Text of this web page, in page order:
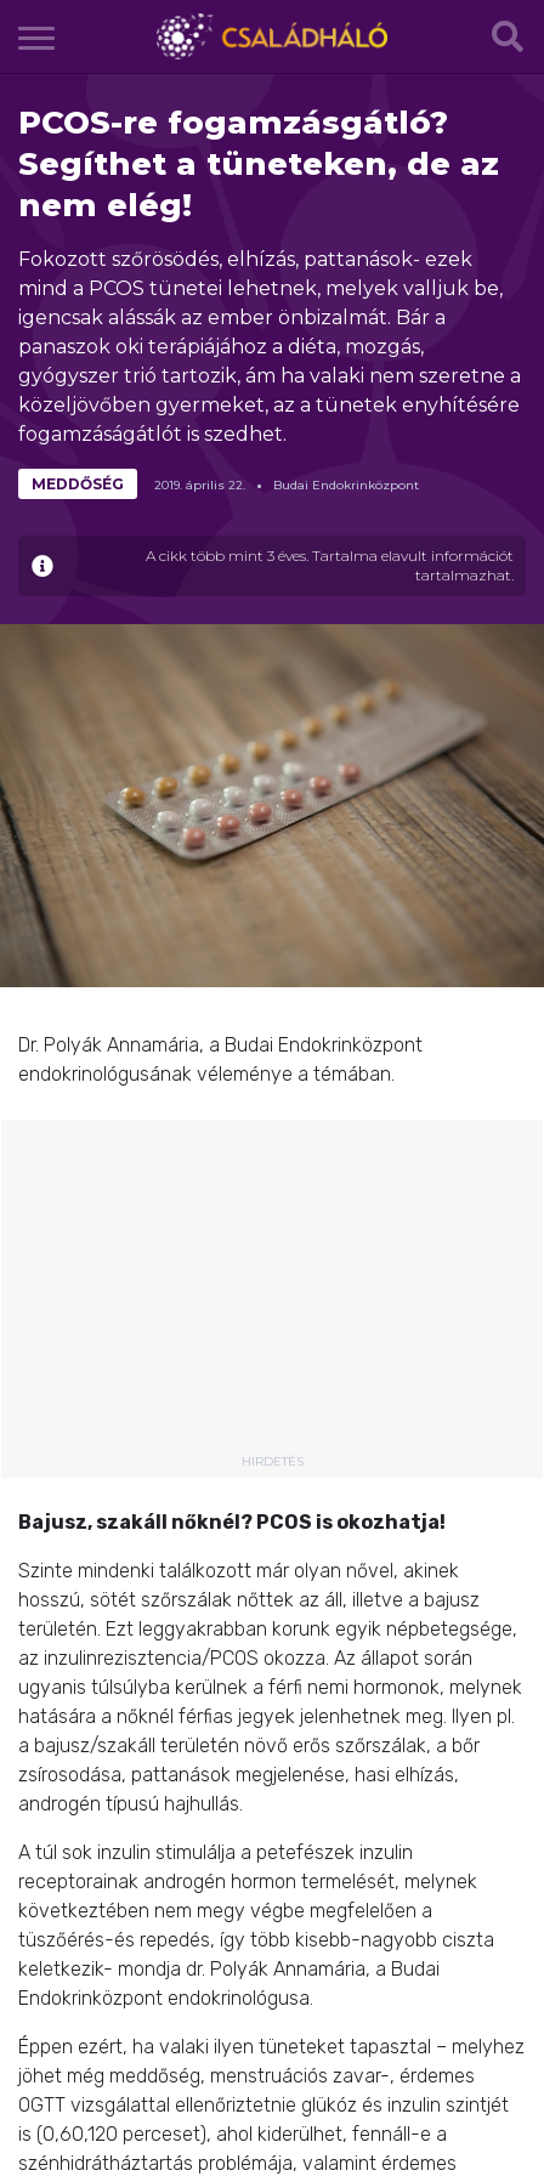
PCOS-re fogamzásgátló?
Segíthet a tüneteken, de az
nem elég!
Fokozott szőrösödés, elhízás, pattanások- ezek
mind a PCOS tünetei lehetnek, melyek valljuk be,
igencsak alássák az ember önbizalmát. Bár a
panaszok oki terápiájához a diéta, mozgás,
gyógyszer trió tartozik, ám ha valaki nem szeretne a
közeljövőben gyermeket, az a tünetek enyhítésére
fogamzáságátlót is szedhet.
A cikk több mint 3 éves. Tartalma elavult információt
tartalmazhat.
MEDDŐSÉG 2019. április 22. Budai Endokrinközpont
Dr. Polyák Annamária, a Budai Endokrinközpont
endokrinológusának véleménye a témában.
HIRDETÉS
Bajusz, szakáll nőknél? PCOS is okozhatja!
Szinte mindenki találkozott már olyan nővel, akinek
hosszú, sötét szőrszálak nőttek az áll, illetve a bajusz
területén. Ezt leggyakrabban korunk egyik népbetegsége,
az inzulinrezisztencia/PCOS okozza. Az állapot során
ugyanis túlsúlyba kerülnek a férfi nemi hormonok, melynek
hatására a nőknél férfias jegyek jelenhetnek meg. Ilyen pl.
a bajusz/szakáll területén növő erős szőrszálak, a bőr
zsírosodása, pattanások megjelenése, hasi elhízás,
androgén típusú hajhullás.
A túl sok inzulin stimulálja a petefészek inzulin
receptorainak androgén hormon termelését, melynek
következtében nem megy végbe megfelelően a
tüszőérés-és repedés, így több kisebb-nagyobb ciszta
keletkezik- mondja dr. Polyák Annamária, a Budai
Endokrinközpont endokrinológusa.
Éppen ezért, ha valaki ilyen tüneteket tapasztal – melyhez
jöhet még meddőség, menstruációs zavar-, érdemes
OGTT vizsgálattal ellenőriztetnie glükóz és inzulin szintjét
is (0,60,120 perceset), ahol kiderülhet, fennáll-e a
szénhidrátháztartás problémája, valamint érdemes